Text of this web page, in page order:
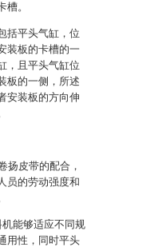
。
括平头气缸，位
装板的卡槽的一
，且平头气缸位
板的一侧，所述
安装板的方向伸
扬皮带的配合，
员的劳动强度和
能够适应不同规
用性，同时平头